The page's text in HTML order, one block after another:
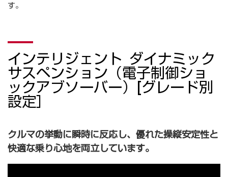
す。
インテリジェント ダイナミック
サスペンション（電子制御ショ
ックアブソーバー）[グレード別
設定］
クルマの挙動に瞬時に反応し、優れた操縦安定性と
快適な乗り心地を両立しています。